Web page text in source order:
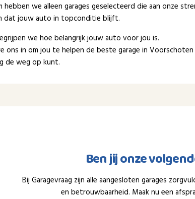
hebben we alleen garages geselecteerd die aan onze
dat jouw auto in topconditie blijft.
we hoe belangrijk jouw auto voor jou is.
ons in om jou te helpen de beste garage in
de weg op kunt.
Ben jij onze
Bij Garagevraag zijn alle aangesloten garages
en betrouwbaarheid. Maak nu een